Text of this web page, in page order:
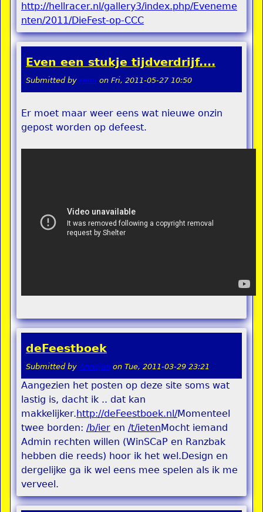
http://hellracer.nl/gallery3/index.php/Eveneme
nten/2011/DieFest-op-CCC
Even een stukje tijdverdrijf....
Submitted by remi on Fri, 2011-05-27 10:50
Er moet maar weer eens wat nieuwe onzin
gepost worden op defeest.
deFeestboek
Submitted byAnnejan on Tue, 2011-03-29 23:21
Aangezien het posten op deze site soms wat
lastig is, dacht ik .. dat kan
makkelijker.http://deFeestboek.nl/Momenteel
twee borden: /b/ier en /t/ietenMocht iemand
Admin rechten willen (WinSCaP en Ranzbak
hebben die reeds) hoor ik het wel.Design en
dergelijke ga ik wel eens mee spelen als ik me
verveel.